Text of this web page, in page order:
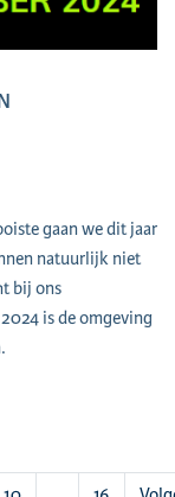
gaan we dit jaar
natuurlijk niet
bij ons
is de omgeving